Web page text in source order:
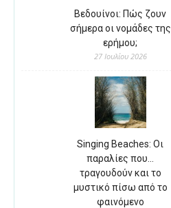
Βεδουίνοι: Πώς ζουν
σήμερα οι νομάδες της
ερήμου;
27 Ιουλίου 2026
Singing Beaches: Οι
παραλίες που…
τραγουδούν και το
μυστικό πίσω από το
φαινόμενο